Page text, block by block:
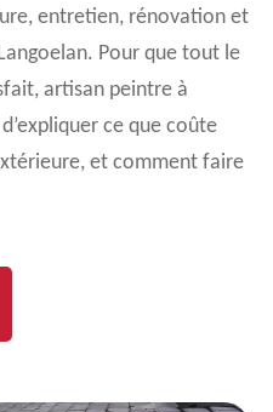
entretien, rénovation et
Pour que tout le
artisan peintre à
ce que coûte
et comment faire